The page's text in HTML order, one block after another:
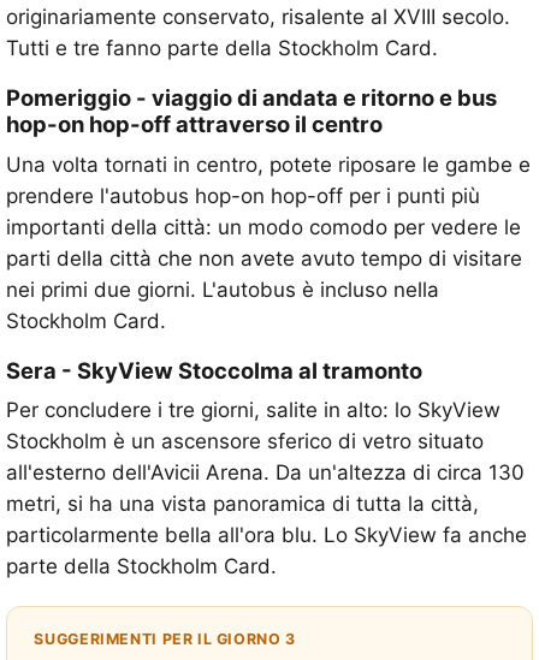
originariamente conservato, risalente al XVIII secolo.
Tutti e tre fanno parte della Stockholm Card.
Pomeriggio - viaggio di andata e ritorno e bus
hop-on hop-off attraverso il centro
Una volta tornati in centro, potete riposare le gambe e
prendere l'autobus hop-on hop-off per i punti più
importanti della città: un modo comodo per vedere le
parti della città che non avete avuto tempo di visitare
nei primi due giorni. L'autobus è incluso nella
Stockholm Card.
Sera - SkyView Stoccolma al tramonto
Per concludere i tre giorni, salite in alto: lo SkyView
Stockholm è un ascensore sferico di vetro situato
all'esterno dell'Avicii Arena. Da un'altezza di circa 130
metri, si ha una vista panoramica di tutta la città,
particolarmente bella all'ora blu. Lo SkyView fa anche
parte della Stockholm Card.
SUGGERIMENTI PER IL GIORNO 3